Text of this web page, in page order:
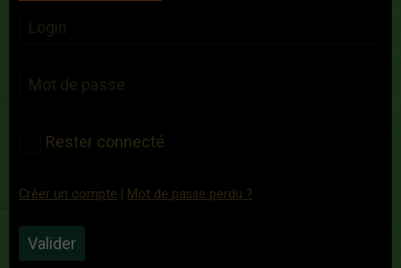
Rester connecté
Créer un compte Mot de passe perdu ?
Valider